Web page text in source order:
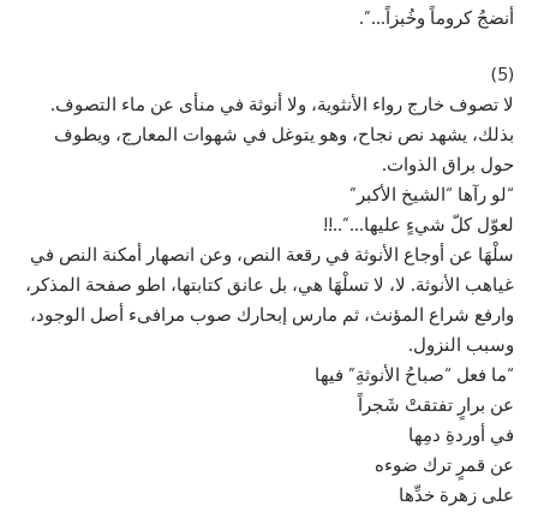
أنضجُ كروماً وخُبزاً…”.
(5)
لا تصوف خارج رواء الأنثوية، ولا أنوثة في منأى عن ماء التصوف.
بذلك، يشهد نص نجاح، وهو يتوغل في شهوات المعارج، ويطوف
حول براق الذوات.
“لو رآها “الشيخ الأكبر”
لعوّل كلّ شيءٍ عليها…”..!!
سلْهَا عن أوجاع الأنوثة في رقعة النص، وعن انصهار أمكنة النص في
غياهب الأنوثة. لا، لا تسلْهَا هي، بل عانق كتابتها، اطو صفحة المذكر،
وارفع شراع المؤنث، ثم مارس إبحارك صوب مرافىء أصل الوجود،
وسبب النزول.
“ما فعل “صباحُ الأنوثةِ” فيها
عن برارٍ تفتقتْ شَجراً
في أوردةِ دمِها
عن قمرٍ ترك ضوءه
على زهرة خدِّها